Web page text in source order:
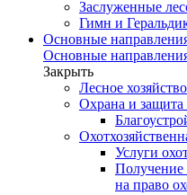
Заслуженные
Гимн и
Основные
Основные
Закрыть
Лесное хозяйство
Охрана и защита
Услуги
Получение
на право